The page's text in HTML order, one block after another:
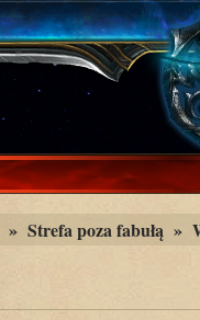
» Strefa poza fabułą »